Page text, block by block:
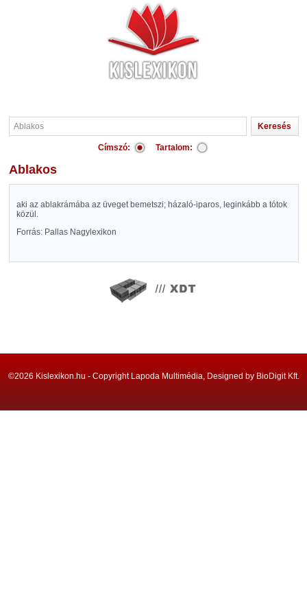
Címszó: Tartalom:
Ablakos
aki az ablakrámába az üveget bemetszi; házaló-iparos, leginkább a tótok
közül.
Forrás: Pallas Nagylexikon
©2026 Kislexikon.hu - Copyright Lapoda Multimédia, Designed by BioDigit Kft.